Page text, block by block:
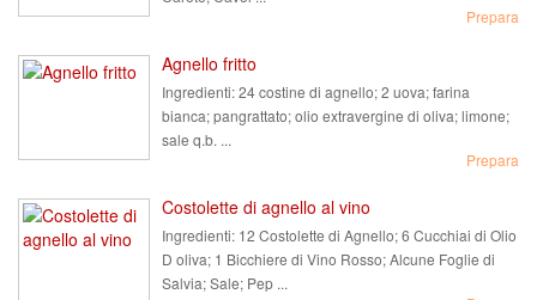
Prepara
Agnello fritto
Ingredienti:24 costine di agnello; 2 uova; farina
bianca; pangrattato; olio extravergine di oliva; limone;
sale q.b. ...
Prepara
Costolette di agnello al vino
Ingredienti: 12 Costolette di Agnello; 6 Cucchiai di Olio
D oliva; 1 Bicchiere di Vino Rosso; Alcune Foglie di
Salvia; Sale; Pep ...